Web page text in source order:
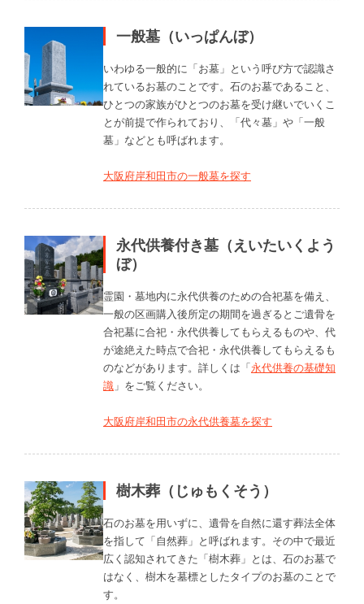
一般墓（いっぱんぼ）
いわゆる一般的に「お墓」という呼び方で認識さ
れているお墓のことです。石のお墓であること、
ひとつの家族がひとつのお墓を受け継いでいくこ
とが前提で作られており、「代々墓」や「一般
墓」などとも呼ばれます。
大阪府岸和田市の一般墓を探す
永代供養付き墓（えいたいくよう
ぼ）
霊園・墓地内に永代供養のための合祀墓を備え、
一般の区画購入後所定の期間を過ぎるとご遺骨を
合祀墓に合祀・永代供養してもらえるものや、代
が途絶えた時点で合祀・永代供養してもらえるも
のなどがあります。詳しくは「永代供養の基礎知
識 」をご覧ください。
大阪府岸和田市の永代供養墓を探す
樹木葬（じゅもくそう）
石のお墓を用いずに、遺骨を自然に還す葬法全体
を指して「自然葬」と呼ばれます。その中で最近
広く認知されてきた「樹木葬」とは、石のお墓で
はなく、樹木を墓標としたタイプのお墓のことで
す。